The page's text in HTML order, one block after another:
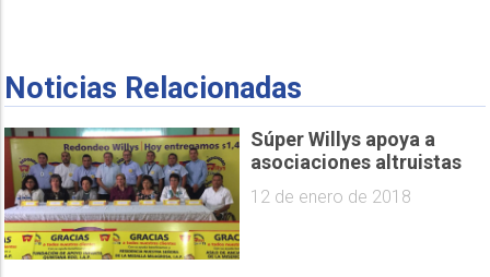
Noticias Relacionadas
Súper Willys apoya a
asociaciones altruistas
12 de enero de 2018